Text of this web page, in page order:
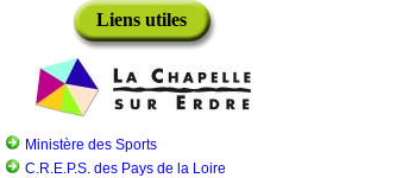
Liens utiles
Ministère des Sports
C.R.E.P.S. des Pays de la Loire